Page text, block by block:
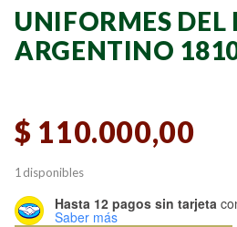
UNIFORMES DEL
ARGENTINO
$ 110.000,00
1 disponibles
Hasta 12 pagos sin tarjeta
Saber más